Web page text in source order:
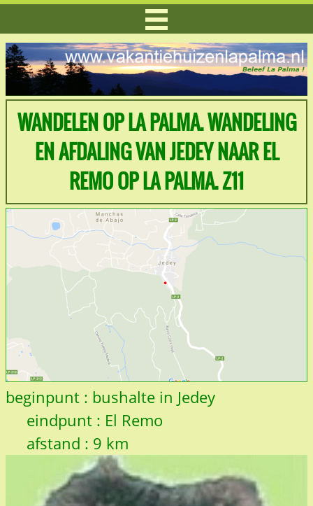
WANDELEN OP LA PALMA. WANDELING
EN AFDALING VAN JEDEY NAAR EL
REMO OP LA PALMA. Z11
beginpunt : bushalte in Jedey
eindpunt : El Remo
afstand : 9 km